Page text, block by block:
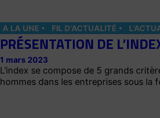
A LA UNE FIL D’ACTUALITÉ
PRÉSENTATION DE
1 mars 2023
L’index se compose de 5 grands
hommes dans les entreprises sous la